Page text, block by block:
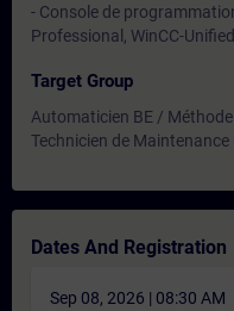
- Console de
Professional, WinCC-
Target Group
Automaticien BE / Méthode
Technicien de Maintenance
Dates And Registration
Sep 08, 2026 | 08:30 AM